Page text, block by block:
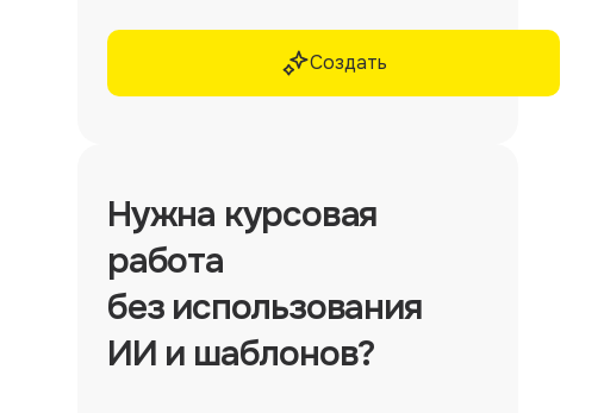
Создать
Нужна курсовая
работа
без использования
ИИ и шаблонов?